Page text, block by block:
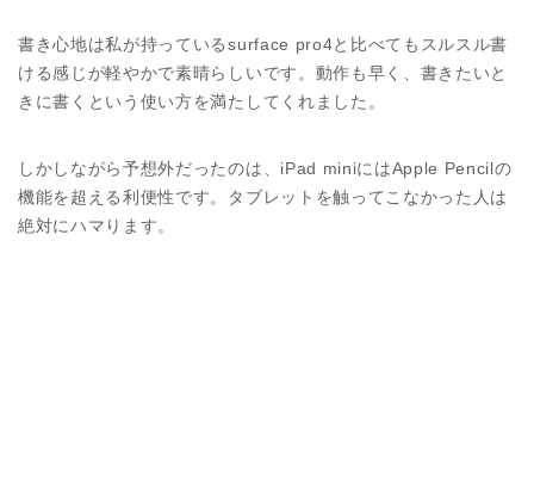
書き心地は私が持っているsurface pro4と比べてもスルスル書
ける感じが軽やかで素晴らしいです。動作も早く、書きたいと
きに書くという使い方を満たしてくれました。
しかしながら予想外だったのは、iPad miniにはApple Pencilの
機能を超える利便性です。タブレットを触ってこなかった人は
絶対にハマります。